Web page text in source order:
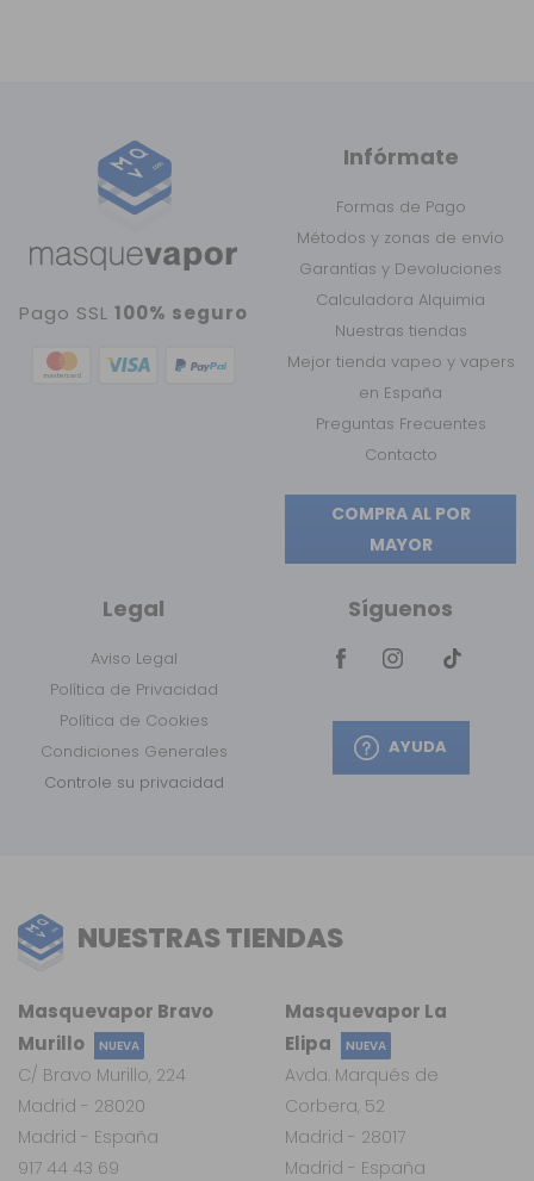
Pago SSL100% seguro
Infórmate
Formas de Pago
Métodos y zonas de envío
Garantías y Devoluciones
Calculadora Alquimia
Nuestras tiendas
Mejor tienda vapeo y vapers
en España
Preguntas Frecuentes
Contacto
COMPRA AL POR
MAYOR
Legal
Aviso Legal
Política de Privacidad
Política de Cookies
Condiciones Generales
Controle su privacidad
Síguenos
AYUDA
NUESTRAS TIENDAS
Masquevapor La
Elipa
NUEVA
Avda. Marqués de
Corbera, 52
Madrid - 28017
Madrid - España
Masquevapor Bravo
Murillo
NUEVA
C/ Bravo Murillo, 224
Madrid - 28020
Madrid - España
917 44 43 69